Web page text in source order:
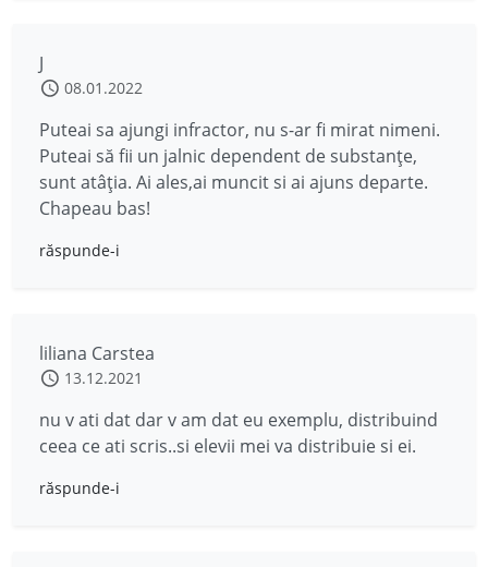
J
08.01.2022
Puteai sa ajungi infractor, nu s-ar fi mirat nimeni.
Puteai să fii un jalnic dependent de substanțe,
sunt atâția. Ai ales,ai muncit si ai ajuns departe.
Chapeau bas!
răspunde-i
liliana Carstea
13.12.2021
nu v ati dat dar v am dat eu exemplu, distribuind
ceea ce ati scris..si elevii mei va distribuie si ei.
răspunde-i